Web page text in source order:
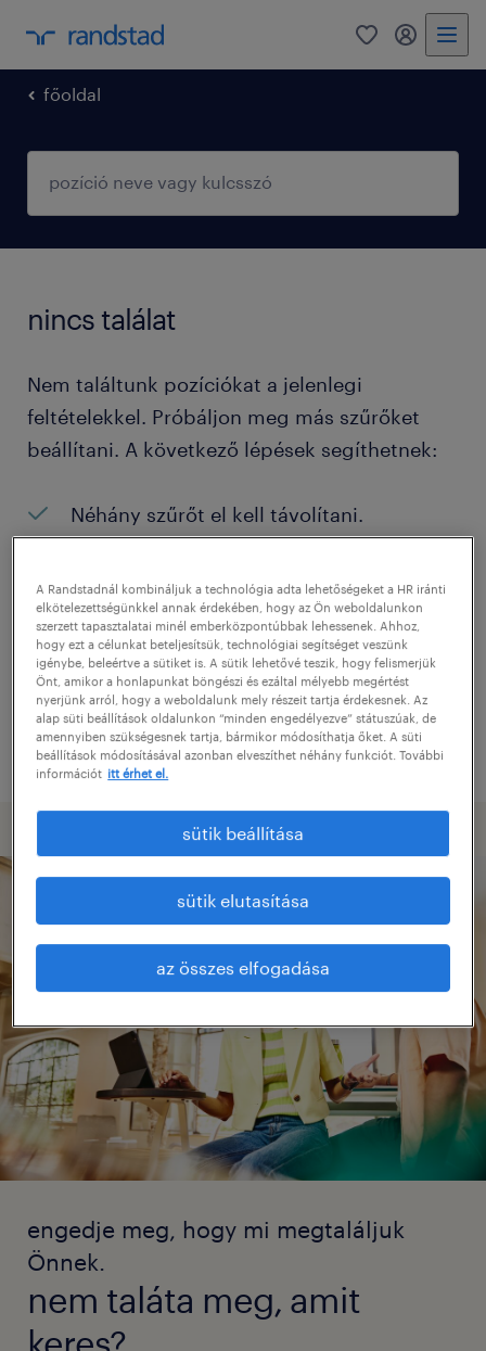
0 fiókom
főoldal
nincs találat
Nem találtunk pozíciókat a jelenlegi
feltételekkel. Próbáljon meg más szűrőket
beállítani. A következő lépések segíthetnek:
Néhány szűrőt el kell távolítani.
Próbálja meg kibővíteni a keresés
helyszínét.
Adjon meg más pozíció nevet, vagy
kulcsszót, és ellenőrizze, hogy helyesen
írta-e le.
engedje meg, hogy mi megtaláljuk
Önnek.
nem taláta meg, amit
keres?
A Randstadnál kombináljuk a technológia adta lehetőségeket a HR iránti
elkötelezettségünkkel annak érdekében, hogy az Ön weboldalunkon
szerzett tapasztalatai minél emberközpontúbbak lehessenek. Ahhoz,
hogy ezt a célunkat beteljesítsük, technológiai segítséget veszünk
igénybe, beleértve a sütiket is. A sütik lehetővé teszik, hogy felismerjük
Önt, amikor a honlapunkat böngészi és ezáltal mélyebb megértést
nyerjünk arról, hogy a weboldalunk mely részeit tartja érdekesnek. Az
alap süti beállítások oldalunkon “minden engedélyezve” státuszúak, de
amennyiben szükségesnek tartja, bármikor módosíthatja őket. A süti
beállítások módosításával azonban elveszíthet néhány funkciót. További
információt itt érhet el.
sütik beállítása
sütik elutasítása
az összes elfogadása